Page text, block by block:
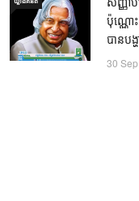
ប៉ុណ្ណោ
បានប
30